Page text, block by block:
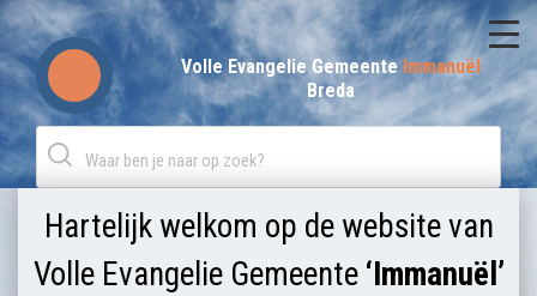
Skip
to
content
Volle Evangelie GemeenteImmanuël
Breda
Hartelijk welkom op de website van
Volle Evangelie Gemeente ‘Immanuël’